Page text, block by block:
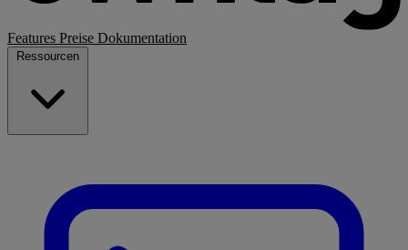
Features Preise Dokumentation